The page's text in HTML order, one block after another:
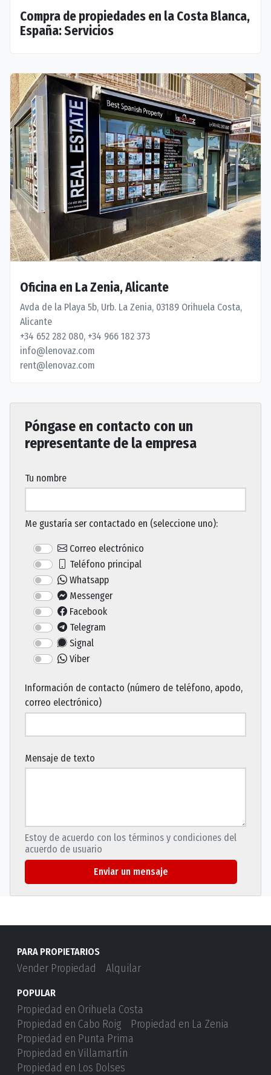
Compra de propiedades en la Costa Blanca,
España: Servicios
Oficina en La Zenia, Alicante
Avda de la Playa 5b, Urb. La Zenia, 03189 Orihuela Costa,
Alicante
+34 652 282 080, +34 966 182 373
info@lenovaz.com
rent@lenovaz.com
Póngase en contacto con un
representante de la empresa
Tu nombre
Me gustaría ser contactado en (seleccione uno):
Correo electrónico
Teléfono principal
Whatsapp
Messenger
Facebook
Telegram
Signal
Viber
Información de contacto (número de teléfono, apodo,
correo electrónico)
Mensaje de texto
Estoy de acuerdo con los términos y condiciones del
acuerdo de usuario
Enviar un mensaje
PARA PROPIETARIOS
Vender Propiedad Alquilar
POPULAR
Propiedad en Orihuela Costa
Propiedad en Cabo Roig
Propiedad en La Zenia
Propiedad en Punta Prima
Propiedad en Villamartín
Propiedad en Los Dolses